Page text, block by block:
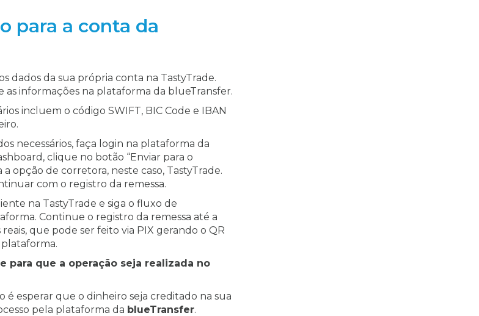
para a conta da
dados da sua própria conta na TastyTrade.
as informações na plataforma da blueTransfer.
incluem o código SWIFT, BIC Code e IBAN
necessários, faça login na plataforma da
clique no botão “Enviar para o
opção de corretora, neste caso, TastyTrade.
com o registro da remessa.
na TastyTrade e siga o fluxo de
Continue o registro da remessa até a
que pode ser feito via PIX gerando o QR
para que a operação seja realizada no
é esperar que o dinheiro seja creditado na sua
pela plataforma da blueTransfer.